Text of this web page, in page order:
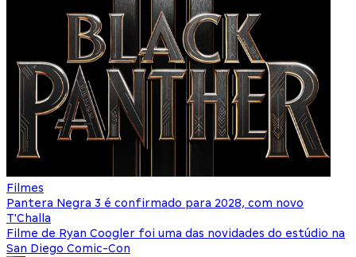
Filmes
Pantera Negra 3 é confirmado para 2028, com novo
T'Challa
Filme de Ryan Coogler foi uma das novidades do estúdio na
San Diego Comic-Con